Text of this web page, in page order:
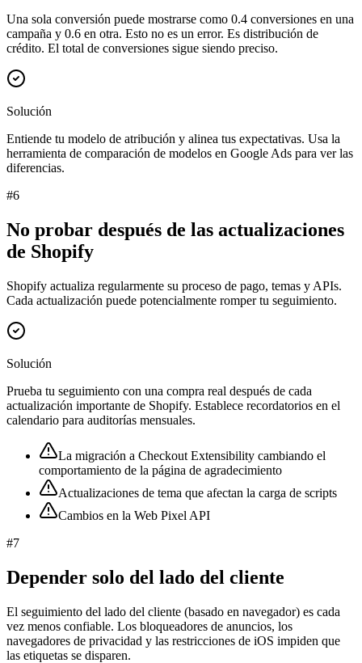
Una sola conversión puede mostrarse como 0.4 conversiones en una
campaña y 0.6 en otra. Esto no es un error. Es distribución de
crédito. El total de conversiones sigue siendo preciso.
Solución
Entiende tu modelo de atribución y alinea tus expectativas. Usa la
herramienta de comparación de modelos en Google Ads para ver las
diferencias.
#6
No probar después de las actualizaciones
de Shopify
Shopify actualiza regularmente su proceso de pago, temas y APIs.
Cada actualización puede potencialmente romper tu seguimiento.
Solución
Prueba tu seguimiento con una compra real después de cada
actualización importante de Shopify. Establece recordatorios en el
calendario para auditorías mensuales.
La migración a Checkout Extensibility cambiando el
comportamiento de la página de agradecimiento
Actualizaciones de tema que afectan la carga de scripts
Cambios en la Web Pixel API
#7
Depender solo del lado del cliente
El seguimiento del lado del cliente (basado en navegador) es cada
vez menos confiable. Los bloqueadores de anuncios, los
navegadores de privacidad y las restricciones de iOS impiden que
las etiquetas se disparen.